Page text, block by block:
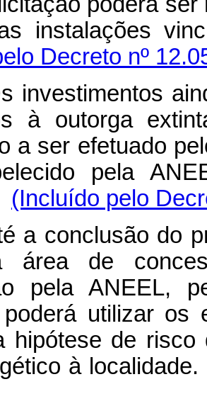
instalações
Decreto nº
investimentos
à outorga
a ser efetuado
pela
(Incluído pelo
a conclusão do
área de
pela ANEEL,
utilizar os
hipótese de risco
à